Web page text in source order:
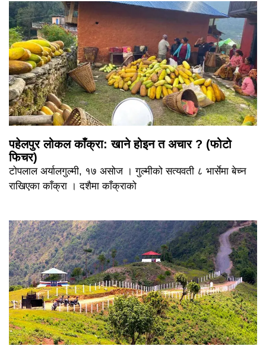
पहेलपुर लोकल काँक्रा: खाने होइन त अचार ? (फोटो
फिचर)
टोपलाल अर्यालगुल्मी, १७ असोज । गुल्मीको सत्यवती ८ भार्सेमा बेच्न
राखिएका काँक्रा । दशैमा काँक्राको